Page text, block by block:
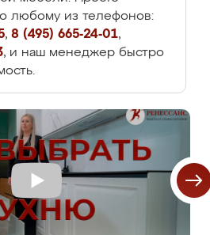
любому из телефонов:
, 8 (495) 665-24-01,
, и наш менеджер быстро